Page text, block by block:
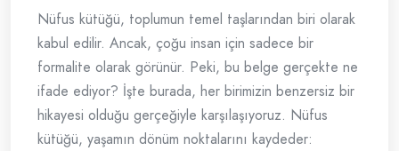
Nüfus kütüğü, toplumun temel taşlarından biri olarak
kabul edilir. Ancak, çoğu insan için sadece bir
formalite olarak görünür. Peki, bu belge gerçekte ne
ifade ediyor? İşte burada, her birimizin benzersiz bir
hikayesi olduğu gerçeğiyle karşılaşıyoruz. Nüfus
kütüğü, yaşamın dönüm noktalarını kaydeder: